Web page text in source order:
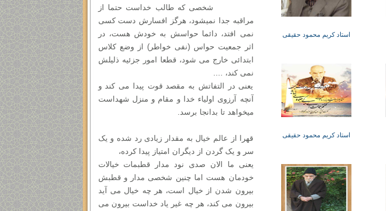
استاد کریم محمود حقیقی
استاد کریم محمود حقیقی
شخصی که طالب خداست حتما از
مراقبه جدا نمیشود، هرگز افسارش دست کسی
نمی افتد، دائما حواسش به خودش هست، در
اثر جمعیت حواس (نفی خواطر) از وضع کلاس
ابتدائی خارج می شود، قطعا امور جزئیه ذلیلش
نمی کند، ....
یعنی در التفاتش به مقصد قوت پیدا می کند و
آنچه آرزوی اولیاء خدا و مقام و منزل شهداست
میخواهد تا بدانجا برسد.
قهرا از عالم خیال به مقدار زیادی رد شده و یک
سر و یک گردن از دیگران امتیاز پیدا کرده،
یعنی ما الان صدی نود مدار قطبمات خیالات
خودمان هست اما چنین شخصی مدار و قطبش
بیرون شدن از خیال است، هر چه خیال می آید
بیرون می کند، هر چه غیر یاد خداست بیرون می